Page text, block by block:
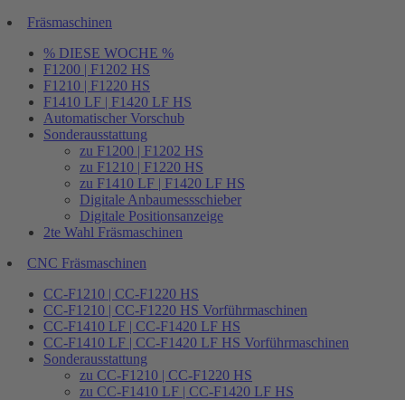
Fräsmaschinen
% DIESE WOCHE %
F1200 | F1202 HS
F1210 | F1220 HS
F1410 LF | F1420 LF HS
Automatischer Vorschub
Sonderausstattung
zu F1200 | F1202 HS
zu F1210 | F1220 HS
zu F1410 LF | F1420 LF HS
Digitale Anbaumessschieber
Digitale Positionsanzeige
2te Wahl Fräsmaschinen
CNC Fräsmaschinen
CC-F1210 | CC-F1220 HS
CC-F1210 | CC-F1220 HS Vorführmaschinen
CC-F1410 LF | CC-F1420 LF HS
CC-F1410 LF | CC-F1420 LF HS Vorführmaschinen
Sonderausstattung
zu CC-F1210 | CC-F1220 HS
zu CC-F1410 LF | CC-F1420 LF HS